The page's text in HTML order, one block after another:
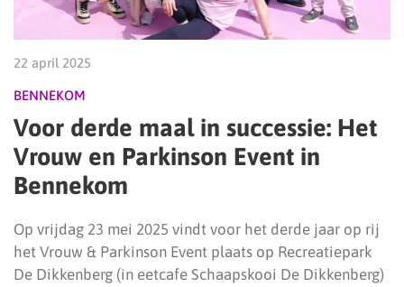
22 april 2025
BENNEKOM
Voor derde maal in successie: Het
Vrouw en Parkinson Event in
Bennekom
Op vrijdag 23 mei 2025 vindt voor het derde jaar op rij
het Vrouw & Parkinson Event plaats op Recreatiepark
De Dikkenberg (in eetcafe Schaapskooi De Dikkenberg)